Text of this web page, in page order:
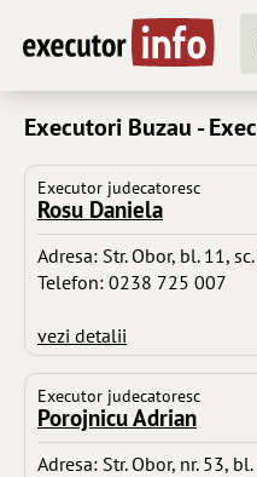
Executor judecatoresc
Rosu Daniela
Adresa: Str. Obor, bl. 11,
Telefon: 0238 725 007
vezi detalii
Executor judecatoresc
Porojnicu Adrian
Adresa: Str. Obor, nr. 53,